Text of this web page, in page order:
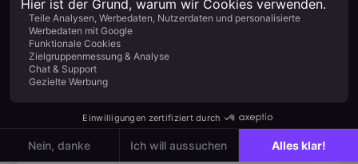
Kundenbewertung
Vertrauenswürdig für
schnellwachsende Teams